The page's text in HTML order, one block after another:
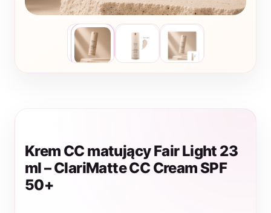
Krem CC matujący Fair Light 23
ml – ClariMatte CC Cream SPF
50+